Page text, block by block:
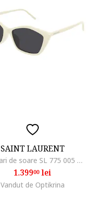
SAINT LAURENT
Ochelari de soare SL 775 005 57
1.39900lei
Vandut de Optikrina